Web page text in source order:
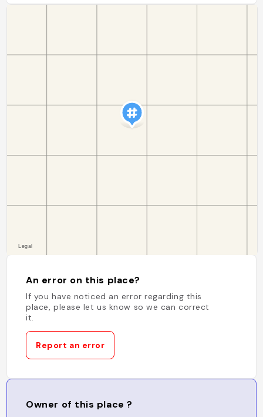
An error on this place?
If you have noticed an error regarding this
place, please let us know so we can correct
it.
Report an error
Owner of this place ?